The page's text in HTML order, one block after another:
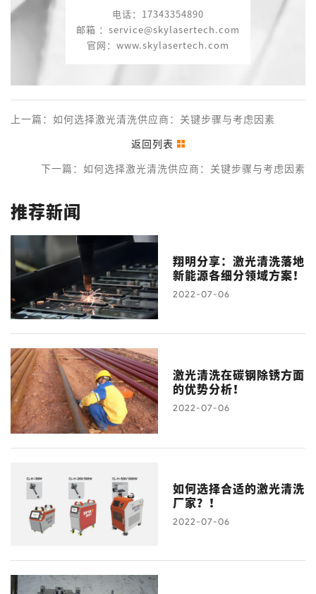
电话：17343354890
邮箱 ：service@skylasertech.com
官网：www.skylasertech.com
上一篇：如何选择激光清洗供应商：关键步骤与考虑因素
返回列表
下一篇：如何选择激光清洗供应商：关键步骤与考虑因素
推荐新闻
翔明分享：激光清洗落地
新能源各细分领域方案！
2022-07-06
激光清洗在碳钢除锈方面
的优势分析！
2022-07-06
如何选择合适的激光清洗
厂家？！
2022-07-06